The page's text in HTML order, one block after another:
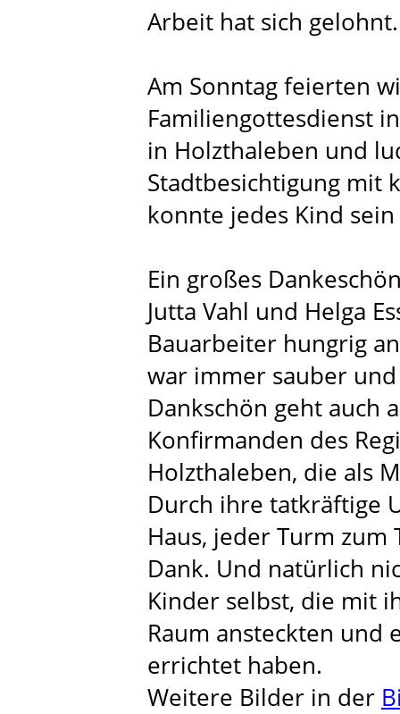
Arbeit hat sich gelohnt.
Am Sonntag feierten
Familiengottesdienst
in Holzthaleben und
Stadtbesichtigung mit
konnte jedes Kind
Ein großes
Jutta Vahl und Helga
Bauarbeiter hungrig
war immer sauber
Dankschön geht auch
Konfirmanden des
Holzthaleben, die als
Durch ihre tatkräftige
Haus, jeder Turm
Dank. Und natürlich
Kinder selbst, die mit
Raum ansteckten und
errichtet haben.
Weitere Bilder in der